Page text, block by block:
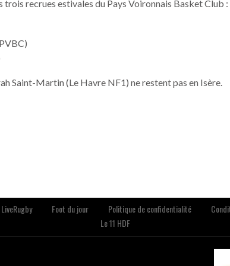
trois recrues estivales du Pays Voironnais Basket Club :
Saint-Martin (Le Havre NF1) ne restent pas en Isère.
LiveRugby Foot du jour Politique de confidentialité
Le 11 HDF